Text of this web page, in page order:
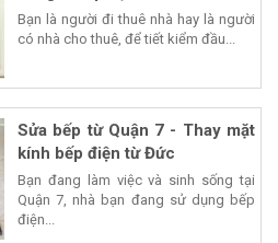
Bạn là người đi thuê nhà hay là người
có nhà cho thuê, để tiết kiểm đầu...
Sửa bếp từ Quận 7 - Thay mặt
kính bếp điện từ Đức
Bạn đang làm việc và sinh sống tại
Quận 7, nhà bạn đang sử dụng bếp
điện...